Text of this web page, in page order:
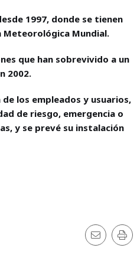
1997, donde se tienen
Meteorológica Mundial.
que han sobrevivido a un
2002.
los empleados y usuarios,
de riesgo, emergencia o
y se prevé su instalación